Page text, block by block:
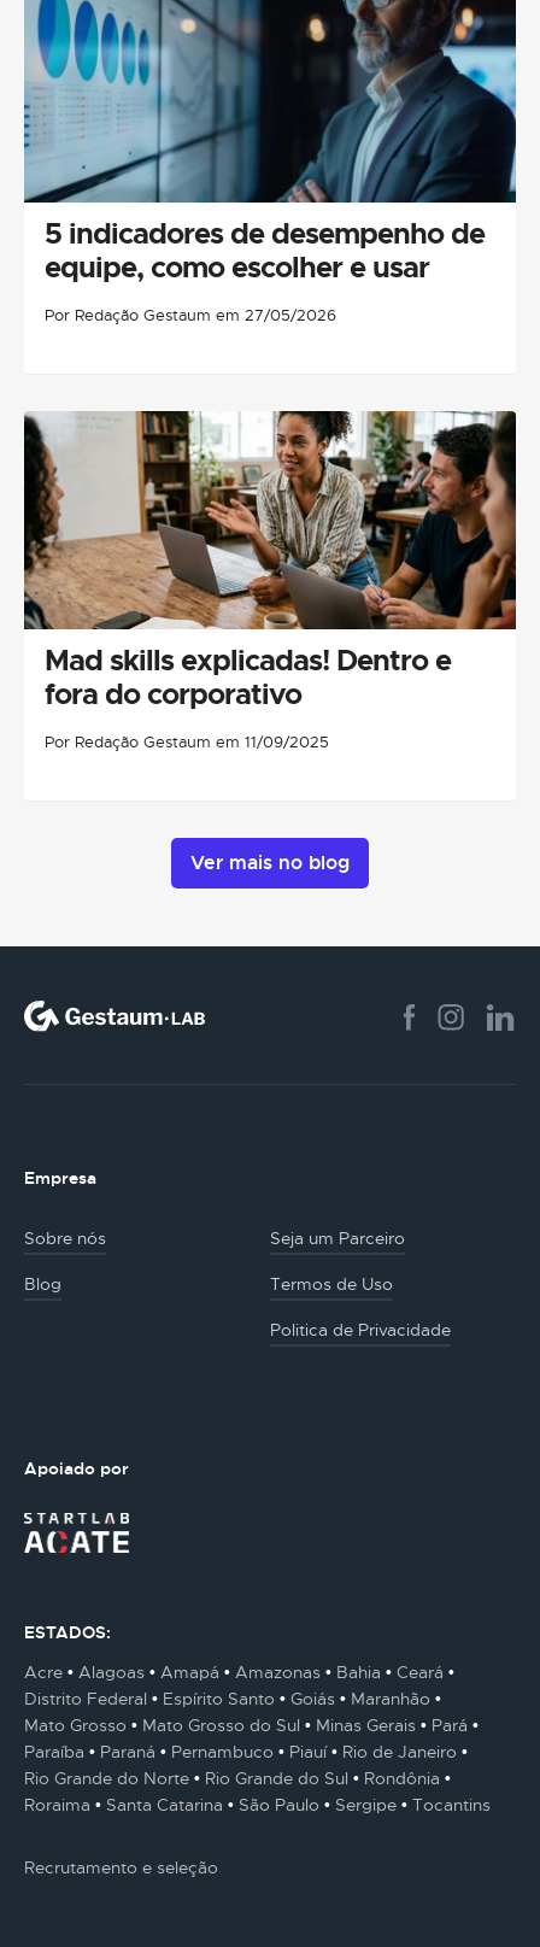
5 indicadores de desempenho de
equipe, como escolher e usar
Por Redação Gestaum em 27/05/2026
Mad skills explicadas! Dentro e
fora do corporativo
Por Redação Gestaum em 11/09/2025
Ver mais no blog
Empresa
Sobre nós Seja um Parceiro
Blog Termos de Uso
Politica de Privacidade
Apoiado por
ESTADOS:
Acre
Alagoas Amapá Amazonas Bahia
Ceará
Distrito Federal
Espírito Santo Goiás
Maranhão
Mato Grosso
Mato Grosso do Sul Minas Gerais
Pará
Paraíba
Paraná Pernambuco Piauí
Rio de Janeiro
Rio Grande do Norte
Rio Grande do Sul
Rondônia
Roraima
Santa Catarina São Paulo Sergipe Tocantins
Recrutamento e seleção